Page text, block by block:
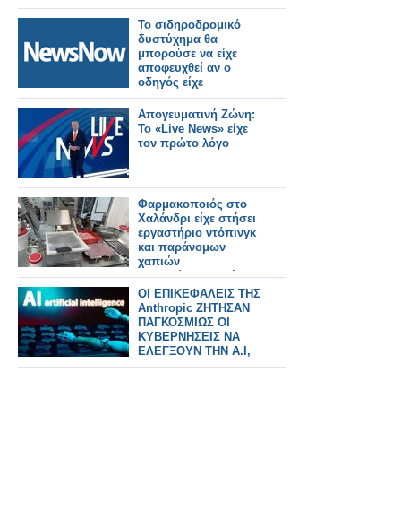
Το σιδηροδρομικό
δυστύχημα θα
μπορούσε να είχε
αποφευχθεί αν ο
οδηγός είχε
χρησιμοποιήσει το
σύστημα έκτακτης
ανάγκης σύμφωνα με
έρευνα.
Απογευματινή Ζώνη:
Το «Live News» είχε
τον πρώτο λόγο
Φαρμακοποιός στο
Χαλάνδρι είχε στήσει
εργαστήριο ντόπινγκ
και παράνομων
χαπιών
αδυνατίσματος, έκανε
εξαγωγές σε 90 χώρες
με τζίρο 1 εκατ. ευρώ
ΟΙ ΕΠΙΚΕΦΑΛΕΙΣ ΤΗΣ
Anthropic ΖΗΤΗΣΑΝ
ΠΑΓΚΟΣΜΙΩΣ ΟΙ
ΚΥΒΕΡΝΗΣΕΙΣ ΝΑ
ΕΛΕΓΞΟΥΝ ΤΗΝ Α.Ι,